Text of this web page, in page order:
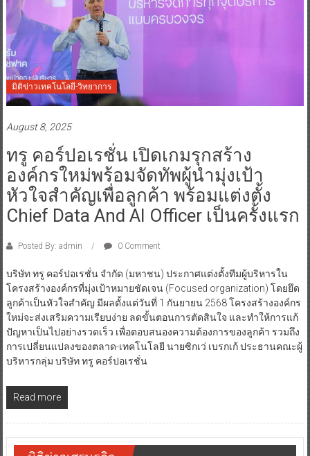
มิติข่าวเทคโนโลยี-วิทยาการ
August 8, 2025
ทรู คอร์ปอเรชั่น เปิดเกมรุกสร้าง
องค์กรใหม่พร้อมจัดทัพผู้นำมุ่งเป้า
หัวใจสำคัญเพื่อลูกค้า พร้อมแต่งตั้ง
Chief Data And AI Officer เป็นครั้งแรก
Posted By: admin 0 Comment
บริษัท ทรู คอร์ปอเรชั่น จำกัด (มหาชน) ประกาศแต่งตั้งทีมผู้บริหารใน
โครงสร้างองค์กรที่มุ่งเป้าหมายชัดเจน (Focused organization) โดยยึด
ลูกค้าเป็นหัวใจสำคัญ มีผลตั้งแต่วันที่ 1 กันยายน 2568 โครงสร้างองค์กร
ใหม่จะส่งเสริมความเรียบง่าย ลดขั้นตอนการตัดสินใจ และทำให้การแก้
ปัญหาเป็นไปอย่างรวดเร็ว เพื่อตอบสนองความต้องการของลูกค้า รวมถึง
การเปลี่ยนแปลงของตลาด-เทคโนโลยี นายซิกเว่ เบรกเก้ ประธานคณะผู้
บริหารกลุ่ม บริษัท ทรู คอร์ปอเรชั่น
Read more